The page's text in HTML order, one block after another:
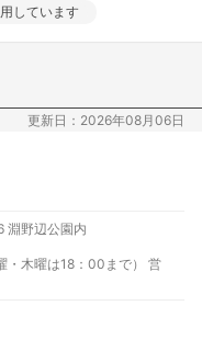
しています
更新日：2026年08月06日
淵野辺公園内
・木曜は18：00まで） 営